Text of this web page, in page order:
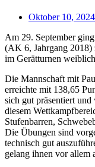
Oktober 10, 2024
Am 29. September
(AK 6, Jahrgang 2018)
im Gerätturnen
Die Mannschaft mit
erreichte mit 138,65
sich gut präsentiert
diesem
Stufenbarren,
Die Übungen sind
technisch gut
gelang ihnen vor allem